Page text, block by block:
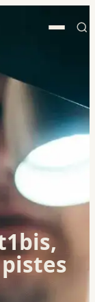
pistes